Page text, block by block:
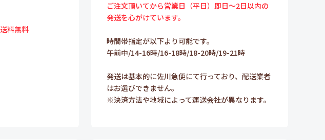
送料無料
ご注文頂いてから営業日（平日）即日～2日以内の
発送を心がけています。
時間帯指定が以下より可能です。
午前中/14-16時/16-18時/18-20時/19-21時
発送は基本的に佐川急便にて行っており、配送業者
はお選びできません。
※決済方法や地域によって運送会社が異なります。